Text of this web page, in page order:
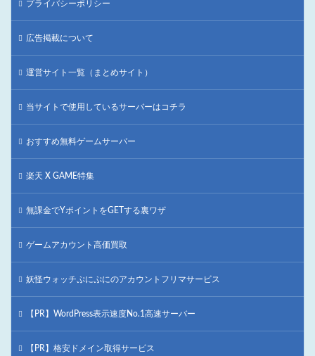
プライバシーポリシー
広告掲載について
運営サイト一覧（まとめサイト）
当サイトで使用しているサーバーはコチラ
おすすめ無料ゲームサーバー
楽天 X GAME特集
無課金でYポイントをGETする裏ワザ
ゲームアカウント高価買取
妖怪ウォッチぷにぷにのアカウントフリマサービス
【PR】WordPress表示速度No.1高速サーバー
【PR】格安ドメイン取得サービス